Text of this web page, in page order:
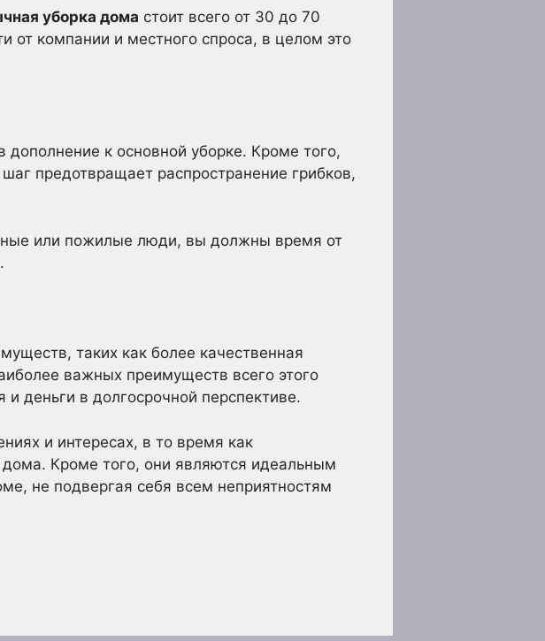
уборка дома стоит всего от 30 до 70
от компании и местного спроса, в целом это
дополнение к основной уборке. Кроме того,
предотвращает распространение грибков,
или пожилые люди, вы должны время от
таких как более качественная
важных преимуществ всего этого
деньги в долгосрочной перспективе.
и интересах, в то время как
Кроме того, они являются идеальным
не подвергая себя всем неприятностям